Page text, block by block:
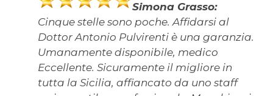
Simona Grasso:
Cinque stelle sono poche. Affidarsi al
Dottor Antonio Pulvirenti è una garanzia.
Umanamente disponibile, medico
Eccellente. Sicuramente il migliore in
tutta la Sicilia, affiancato da uno staff